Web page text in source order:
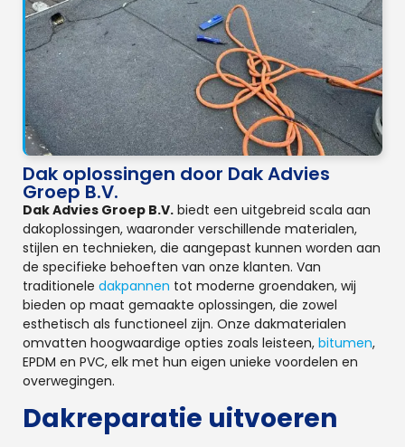
Dak oplossingen door Dak Advies
Groep B.V.
Dak Advies Groep B.V. biedt een uitgebreid scala aan
dakoplossingen, waaronder verschillende materialen,
stijlen en technieken, die aangepast kunnen worden aan
de specifieke behoeften van onze klanten. Van
traditionele dakpannen tot moderne groendaken, wij
bieden op maat gemaakte oplossingen, die zowel
esthetisch als functioneel zijn. Onze dakmaterialen
omvatten hoogwaardige opties zoals leisteen, bitumen,
EPDM en PVC, elk met hun eigen unieke voordelen en
overwegingen.
Dakreparatie uitvoeren